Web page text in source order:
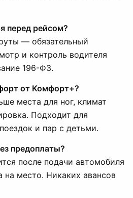
перед рейсом?
— обязательный
и контроль водителя
196-ФЗ.
от Комфорт+?
места для ног, климат
Подходит для
и пар с детьми.
предоплаты?
после подачи автомобиля
на место. Никаких авансов